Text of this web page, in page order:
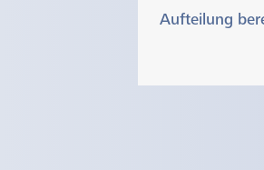
Aufteilung